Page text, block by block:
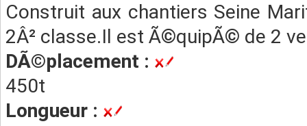
Construit aux chantiers Seine
2Â² classe.Il est Ã©quipÃ© de 2
DÃ©placement :
450t
Longueur :